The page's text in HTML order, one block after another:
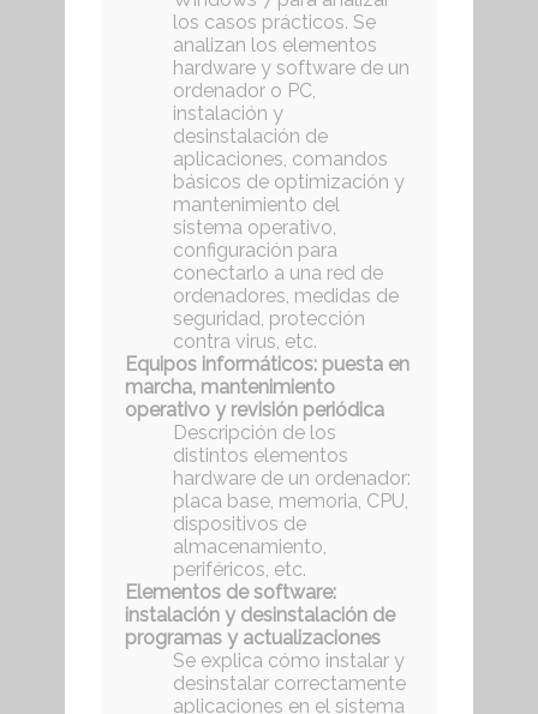
los casos prácticos. Se
analizan los elementos
hardware y software de un
ordenador o PC,
instalación y
desinstalación de
aplicaciones, comandos
básicos de optimización y
mantenimiento del
sistema operativo,
configuración para
conectarlo a una red de
ordenadores, medidas de
seguridad, protección
contra virus, etc.
Equipos informáticos: puesta en
marcha, mantenimiento
operativo y revisión periódica
Descripción de los
distintos elementos
hardware de un ordenador:
placa base, memoria, CPU,
dispositivos de
almacenamiento,
periféricos, etc.
Elementos de software:
instalación y desinstalación de
programas y actualizaciones
Se explica cómo instalar y
desinstalar correctamente
aplicaciones en el sistema